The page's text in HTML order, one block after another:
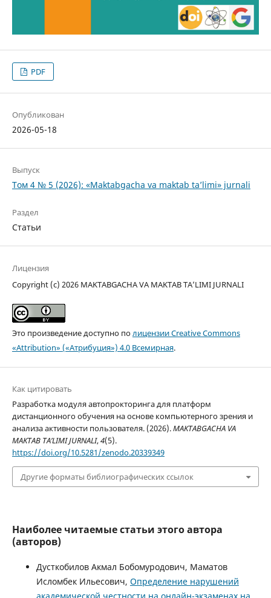
PDF
Опубликован
2026-05-18
Выпуск
Том 4 № 5 (2026): «Maktabgacha va maktab ta’limi» jurnali
Раздел
Статьи
Лицензия
Copyright (c) 2026 MAKTABGACHA VA MAKTAB TA’LIMI JURNALI
Это произведение доступно по лицензии Creative Commons
«Attribution» («Атрибуция») 4.0 Всемирная.
Как цитировать
Разработка модуля автопрокторинга для платформ
дистанционного обучения на основе компьютерного зрения и
анализа активности пользователя. (2026).MAKTABGACHA VA
MAKTAB TA’LIMI JURNALI,4(5).
https://doi.org/10.5281/zenodo.20339349
Другие форматы библиографических ссылок
Наиболее читаемые статьи этого автора
(авторов)
Дусткобилов Акмал Бобомуродович, Маматов
Исломбек Ильесович, Определение нарушений